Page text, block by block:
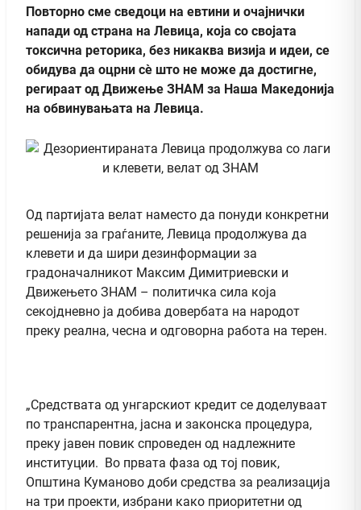
Повторно сме сведоци на евтини и очајнички
напади од страна на Левица, која со својата
токсична реторика, без никаква визија и идеи, се
обидува да оцрни сè што не може да достигне,
регираат од Движење ЗНАМ за Наша Македонија
на обвинувањата на Левица.
Од партијата велат наместо да понуди конкретни
решенија за граѓаните, Левица продолжува да
клевети и да шири дезинформации за
градоначалникот Максим Димитриевски и
Движењето ЗНАМ – политичка сила која
секојдневно ја добива довербата на народот
преку реална, чесна и одговорна работа на терен.
„Средствата од унгарскиот кредит се доделуваат
по транспарентна, јасна и законска процедура,
преку јавен повик спроведен од надлежните
институции. Во првата фаза од тој повик,
Општина Куманово доби средства за реализација
на три проекти, избрани како приоритетни од